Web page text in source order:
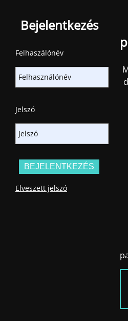
Bejelentkezés
Felhaszálónév
Jelszó
Elveszett jelszó